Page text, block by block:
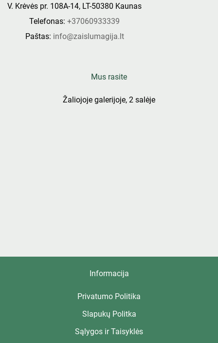
V. Krėvės pr. 108A-14, LT-50380 Kaunas
Telefonas: +37060933339
Paštas: info@zaislumagija.lt
Mus rasite
Žaliojoje galerijoje, 2 salėje
Informacija
Privatumo Politika
Slapukų Politka
Sąlygos ir Taisyklės